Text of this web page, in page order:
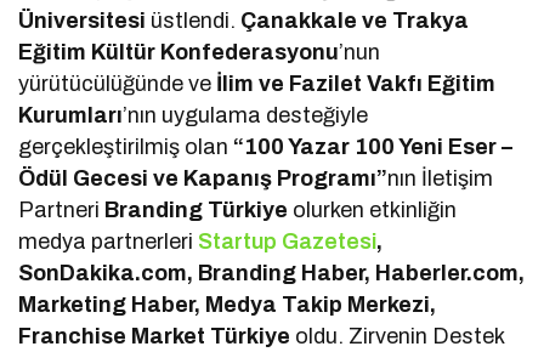
Üniversitesi üstlendi. Çanakkale ve Trakya
Eğitim Kültür Konfederasyonu’nun
yürütücülüğünde ve İlim ve Fazilet Vakfı Eğitim
Kurumları’nın uygulama desteğiyle
gerçekleştirilmiş olan “100 Yazar 100 Yeni Eser –
Ödül Gecesi ve Kapanış Programı”nın İletişim
Partneri Branding Türkiye olurken etkinliğin
medya partnerleri Startup Gazetesi,
SonDakika.com, Branding Haber, Haberler.com,
Marketing Haber, Medya Takip Merkezi,
Franchise Market Türkiye oldu. Zirvenin Destek